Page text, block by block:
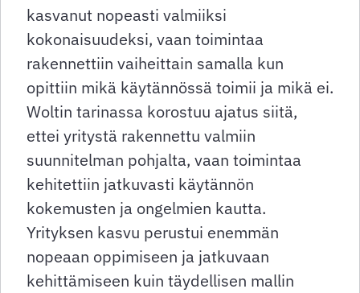
kasvanut nopeasti valmiiksi
kokonaisuudeksi, vaan toimintaa
rakennettiin vaiheittain samalla kun
opittiin mikä käytännössä toimii ja mikä ei.
Woltin tarinassa korostuu ajatus siitä,
ettei yritystä rakennettu valmiin
suunnitelman pohjalta, vaan toimintaa
kehitettiin jatkuvasti käytännön
kokemusten ja ongelmien kautta.
Yrityksen kasvu perustui enemmän
nopeaan oppimiseen ja jatkuvaan
kehittämiseen kuin täydellisen mallin